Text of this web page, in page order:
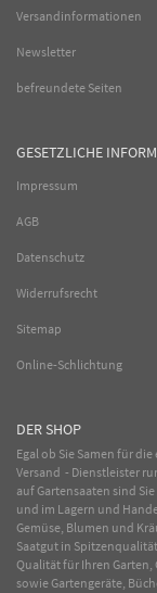
Versandinformationen
Newsletter
befreundete Seiten
GESETZLICHE
Impressum
AGB
Datenschutz
Widerrufsrecht
Sitemap
Online-Schlichtung
DER SHOP
Egal ob Sie Samen für
Versand - Dienstleister
auf Gartensaaten sind
und im Lagern und
Gemüse, Blumen und
Saatgut in
Qualität für Ihren Garten,
sowie Gartengeräte,